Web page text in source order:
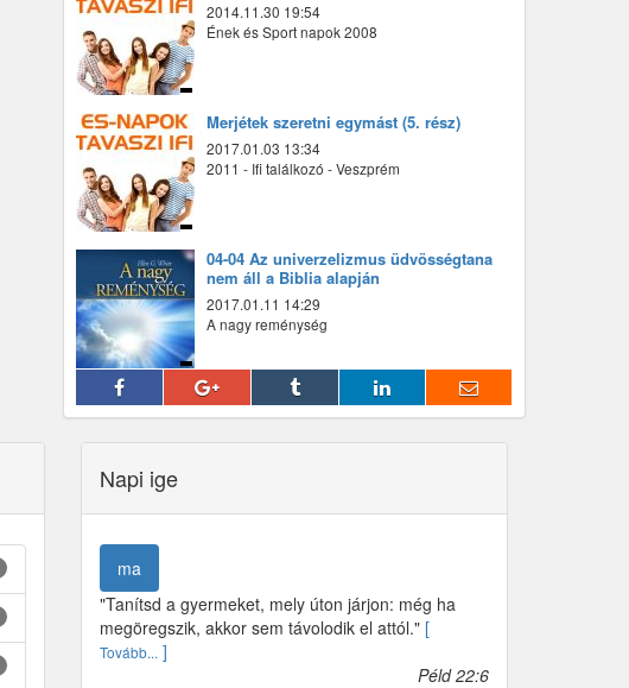
2014.11.30 19:54
Ének és Sport napok 2008
Merjétek szeretni egymást (5. rész)
2017.01.03 13:34
2011 - Ifi találkozó - Veszprém
04-04 Az univerzelizmus üdvösségtana
nem áll a Biblia alapján
2017.01.11 14:29
A nagy reménység
Napi ige
ma
"Tanítsd a gyermeket, mely úton járjon: még ha
megöregszik, akkor sem távolodik el attól." [
Tovább... ]
Péld 22:6